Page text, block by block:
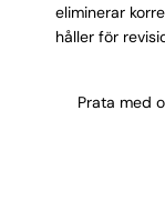
eliminerar
håller för
Prata med